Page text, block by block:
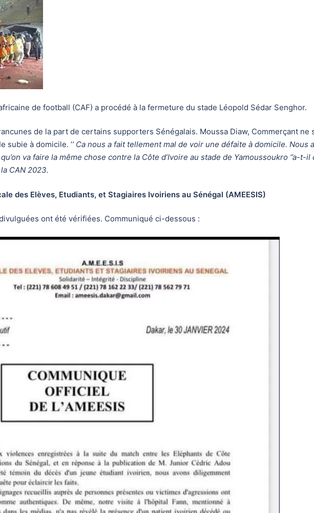
de football (CAF) a procédé à la fermeture du stade Léopold Sédar Senghor.
de la part de certains supporters Sénégalais. Moussa Diaw, Commerçant ne
subie à domicile. ‘’ Ca nous a fait tellement mal de voir une défaite à domicile. Nous
va faire la même chose contre la Côte d’Ivoire au stade de Yamoussoukro ‘’a-t-il
CAN 2023.
des Elèves, Etudiants, et Stagiaires Ivoiriens au Sénégal (AMEESIS)
ont été vérifiées. Communiqué ci-dessous :